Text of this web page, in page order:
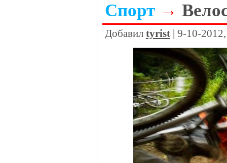
Спорт →
Добавил tyrist | 9-10-